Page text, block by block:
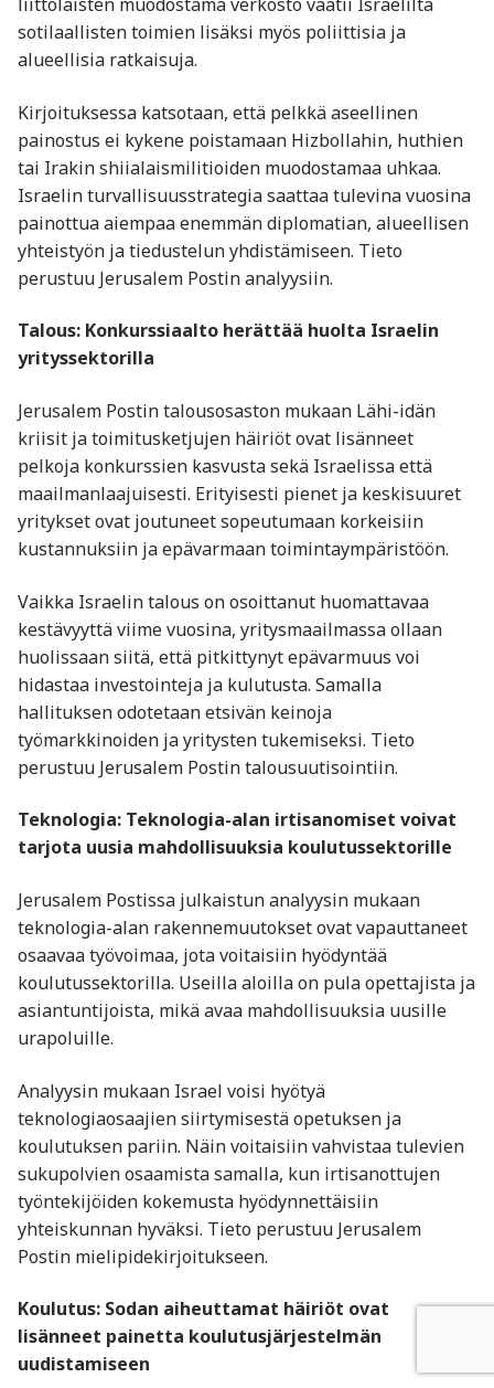
sotilaallisten toimien lisäksi myös poliittisia ja
alueellisia ratkaisuja.
Kirjoituksessa katsotaan, että pelkkä aseellinen
painostus ei kykene poistamaan Hizbollahin, huthien
tai Irakin shiialaismilitioiden muodostamaa uhkaa.
Israelin turvallisuusstrategia saattaa tulevina vuosina
painottua aiempaa enemmän diplomatian, alueellisen
yhteistyön ja tiedustelun yhdistämiseen. Tieto
perustuu Jerusalem Postin analyysiin.
Talous: Konkurssiaalto herättää huolta Israelin
yrityssektorilla
Jerusalem Postin talousosaston mukaan Lähi-idän
kriisit ja toimitusketjujen häiriöt ovat lisänneet
pelkoja konkurssien kasvusta sekä Israelissa että
maailmanlaajuisesti. Erityisesti pienet ja keskisuuret
yritykset ovat joutuneet sopeutumaan korkeisiin
kustannuksiin ja epävarmaan toimintaympäristöön.
Vaikka Israelin talous on osoittanut huomattavaa
kestävyyttä viime vuosina, yritysmaailmassa ollaan
huolissaan siitä, että pitkittynyt epävarmuus voi
hidastaa investointeja ja kulutusta. Samalla
hallituksen odotetaan etsivän keinoja
työmarkkinoiden ja yritysten tukemiseksi. Tieto
perustuu Jerusalem Postin talousuutisointiin.
Teknologia: Teknologia-alan irtisanomiset voivat
tarjota uusia mahdollisuuksia koulutussektorille
Jerusalem Postissa julkaistun analyysin mukaan
teknologia-alan rakennemuutokset ovat vapauttaneet
osaavaa työvoimaa, jota voitaisiin hyödyntää
koulutussektorilla. Useilla aloilla on pula opettajista ja
asiantuntijoista, mikä avaa mahdollisuuksia uusille
urapoluille.
Analyysin mukaan Israel voisi hyötyä
teknologiaosaajien siirtymisestä opetuksen ja
koulutuksen pariin. Näin voitaisiin vahvistaa tulevien
sukupolvien osaamista samalla, kun irtisanottujen
työntekijöiden kokemusta hyödynnettäisiin
yhteiskunnan hyväksi. Tieto perustuu Jerusalem
Postin mielipidekirjoitukseen.
Koulutus: Sodan aiheuttamat häiriöt ovat
lisänneet painetta koulutusjärjestelmän
uudistamiseen